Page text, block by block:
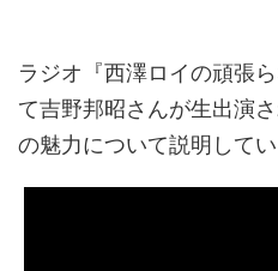
ラジオ『西澤ロイの頑張
て吉野邦昭さんが生出演
の魅力について説明してい